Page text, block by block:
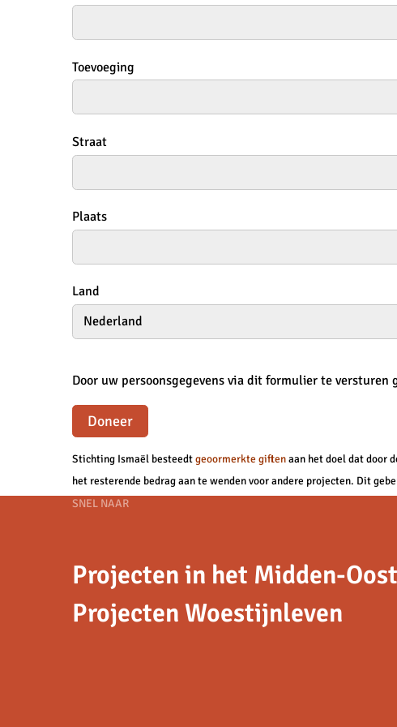
Toevoeging
Straat
Plaats
Land
Door uw persoonsgegevens via dit formulier te
Doneer
Stichting Ismaël besteedtgeoormerkte giftenaan het doel dat door
het resterende bedrag aan te wenden voor andere projecten. Dit
Footer
SNEL NAAR
Projecten in het Midden-
Projecten Woestijnleven